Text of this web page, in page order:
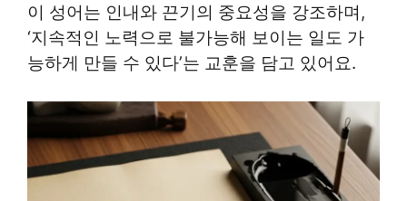
이 성어는 인내와 끈기의 중요성을 강조하며,
‘지속적인 노력으로 불가능해 보이는 일도 가
능하게 만들 수 있다’는 교훈을 담고 있어요.